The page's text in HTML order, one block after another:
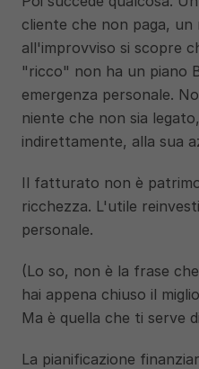
cliente che non paga, un
all'improvviso si scopre
"ricco" non ha un piano
emergenza personale.
niente che non sia
indirettamente, alla sua
Il fatturato non è
ricchezza. L'utile
personale.
(Lo so, non è la frase
hai appena chiuso il
Ma è quella che ti serve
La pianificazione